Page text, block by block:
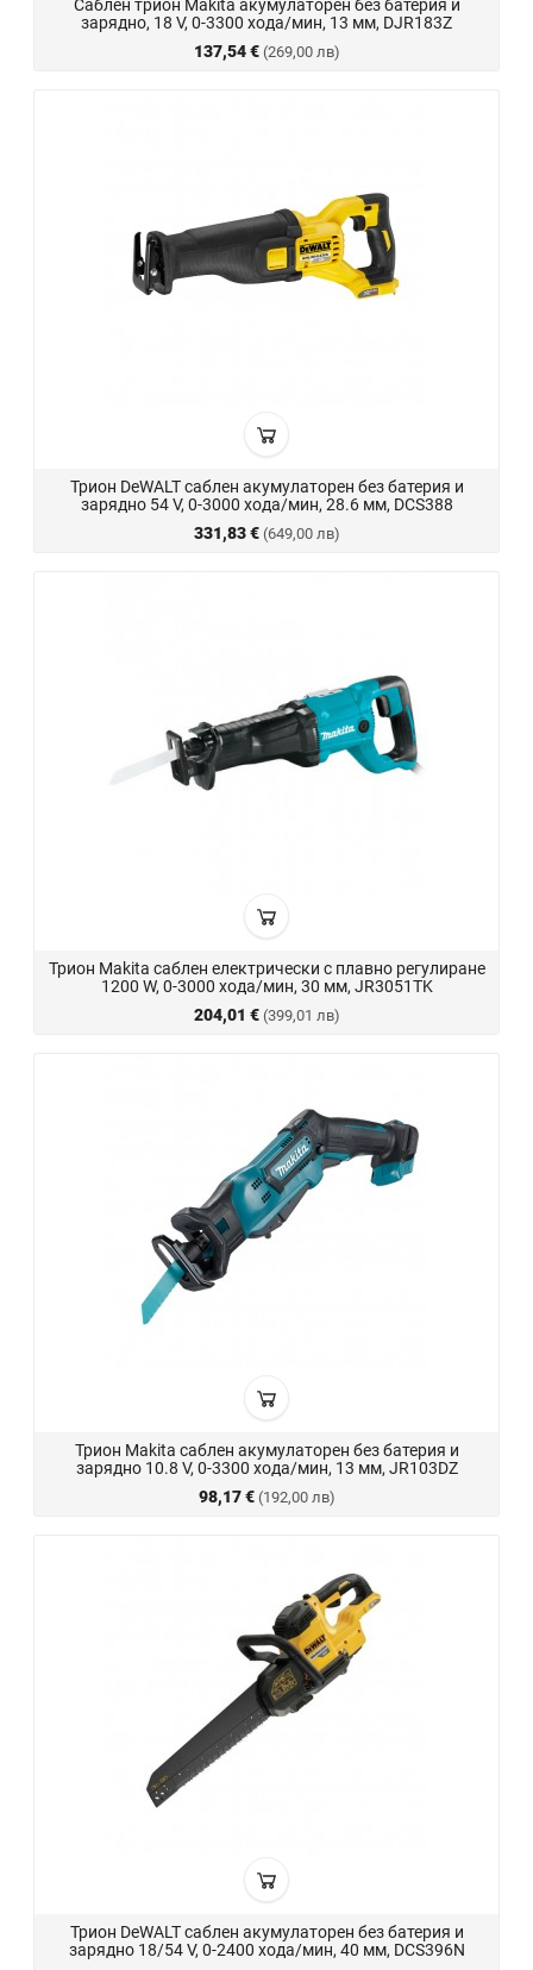
Саблен трион Makita акумулаторен без батерия и
зарядно, 18 V, 0-3300 хода/мин, 13 мм, DJR183Z
137,54 € (269,00 лв)
Трион DeWALT саблен акумулаторен без батерия и
зарядно 54 V, 0-3000 хода/мин, 28.6 мм, DCS388
331,83 € (649,00 лв)
Трион Makita саблен електрически с плавно регулиране
1200 W, 0-3000 хода/мин, 30 мм, JR3051TK
204,01 € (399,01 лв)
Трион Makita саблен акумулаторен без батерия и
зарядно 10.8 V, 0-3300 хода/мин, 13 мм, JR103DZ
98,17 € (192,00 лв)
Трион DeWALT саблен акумулаторен без батерия и
зарядно 18/54 V, 0-2400 хода/мин, 40 мм, DCS396N